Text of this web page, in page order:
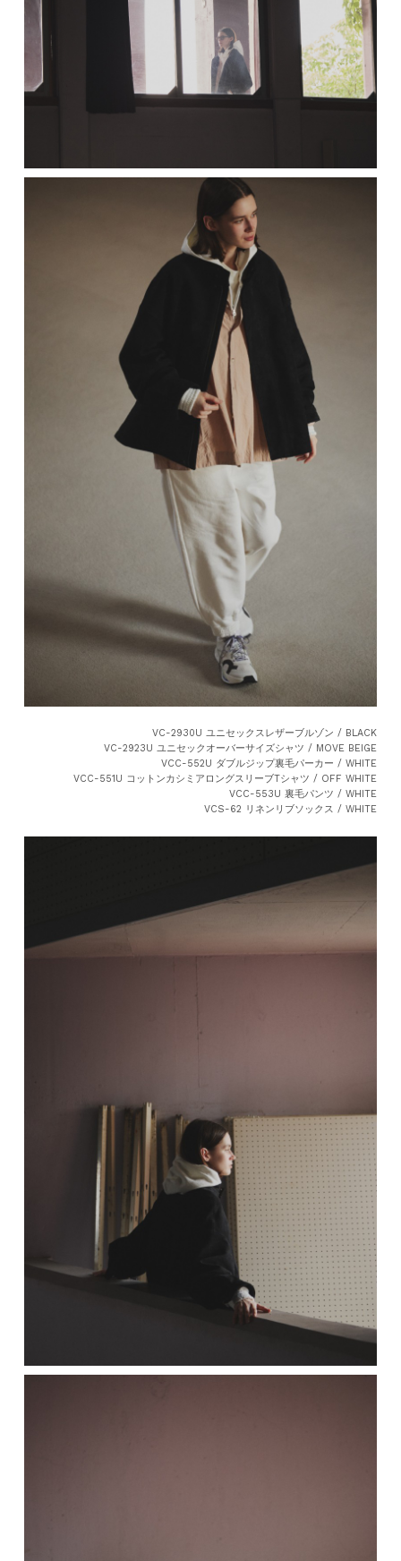
VC-2930U ユニセックスレザーブルゾン / BLACK
VC-2923U ユニセックオーバーサイズシャツ / MOVE BEIGE
VCC-552U ダブルジップ裏毛パーカー / WHITE
VCC-551U コットンカシミアロングスリーブTシャツ / OFF WHITE
VCC-553U 裏毛パンツ / WHITE
VCS-62 リネンリブソックス / WHITE